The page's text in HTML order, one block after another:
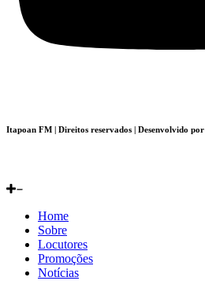
Itapoan FM | Direitos reservados | Desenvolvido por
Home
Sobre
Locutores
Promoções
Notícias